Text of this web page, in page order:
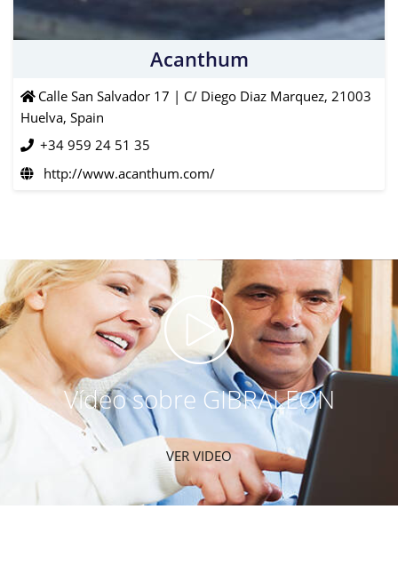
Acanthum
Calle San Salvador 17 | C/ Diego Diaz Marquez, 21003
Huelva, Spain
+34 959 24 51 35
http://www.acanthum.com/
Vídeo sobre GIBRALEON
VER VIDEO